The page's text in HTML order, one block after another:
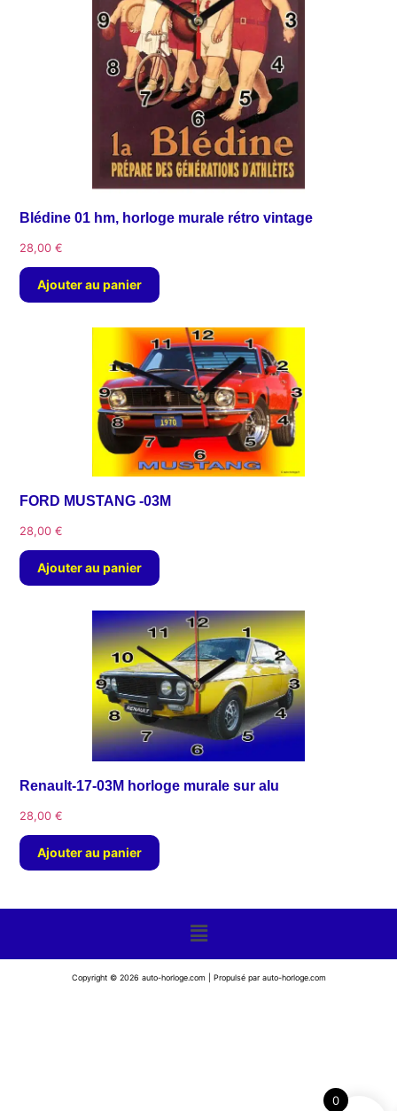
Blédine 01 hm, horloge murale rétro vintage
28,00 €
Ajouter au panier
FORD MUSTANG -03M
28,00 €
Ajouter au panier
Renault-17-03M horloge murale sur alu
28,00 €
Ajouter au panier
Copyright © 2026 auto-horloge.com | Propulsé par auto-horloge.com
0